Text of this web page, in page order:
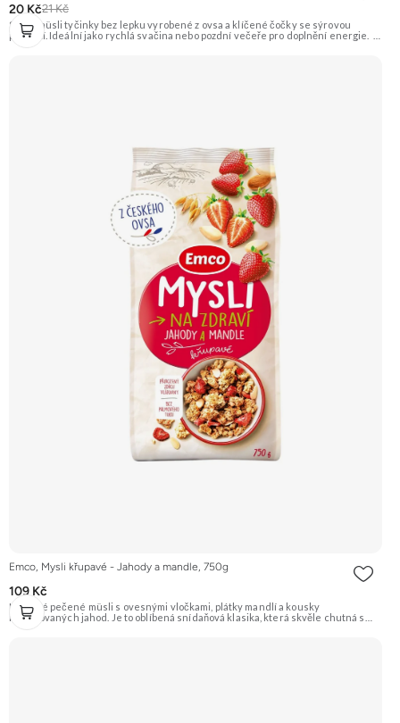
20 Kč21 Kč
Slané müsli tyčinky bez lepku vyrobené z ovsa a klíčené čočky se sýrovou
příchutí. Ideální jako rychlá svačina nebo pozdní večeře pro doplnění energie.
Emco, Mysli křupavé - Jahody a mandle, 750g
109 Kč
Křupavé pečené müsli s ovesnými vločkami, plátky mandlí a kousky
lyofilizovaných jahod. Je to oblíbená snídaňová klasika, která skvěle chutná s